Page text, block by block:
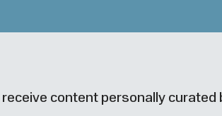
content personally curated